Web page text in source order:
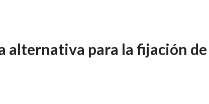
alternativa para la fijación de